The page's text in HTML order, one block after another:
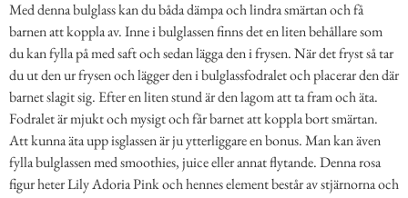
Med denna bulglass kan du båda dämpa och lindra smärtan och få
barnen att koppla av. Inne i bulglassen finns det en liten behållare som
du kan fylla på med saft och sedan lägga den i frysen. När det fryst så tar
du ut den ur frysen och lägger den i bulglassfodralet och placerar den där
barnet slagit sig. Efter en liten stund är den lagom att ta fram och äta.
Fodralet är mjukt och mysigt och får barnet att koppla bort smärtan.
Att kunna äta upp isglassen är ju ytterliggare en bonus. Man kan även
fylla bulglassen med smoothies, juice eller annat flytande. Denna rosa
figur heter Lily Adoria Pink och hennes element består av stjärnorna och